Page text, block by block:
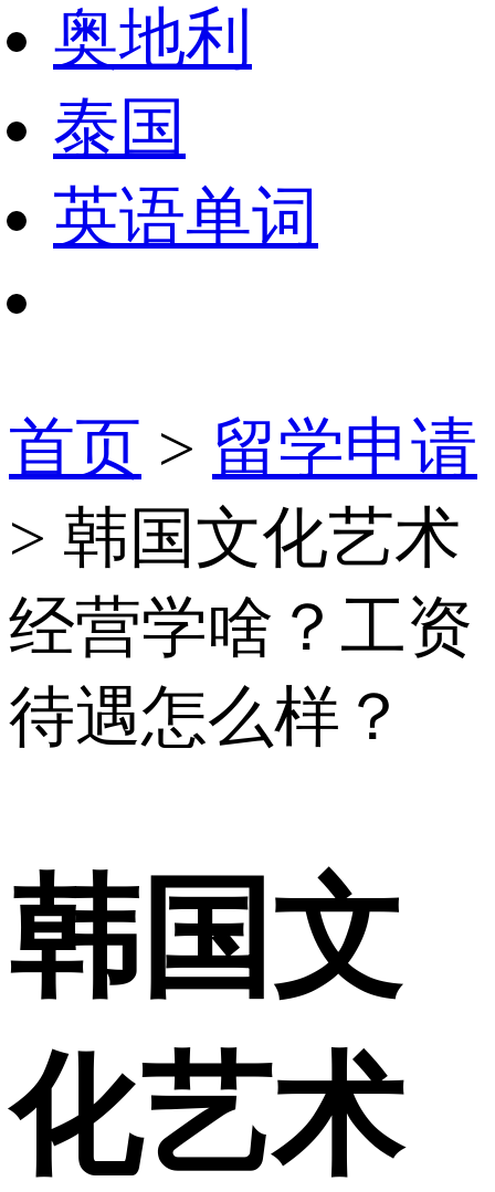
奥地利
泰国
英语单词
首页 > 留学申请
> 韩国文化艺术
经营学啥？工资
待遇怎么样？
韩国文
化艺术